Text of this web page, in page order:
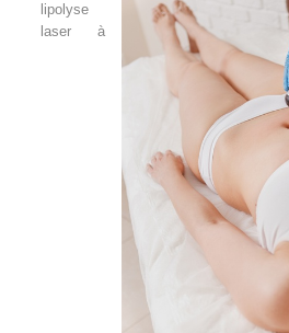
lipolyse
laser à